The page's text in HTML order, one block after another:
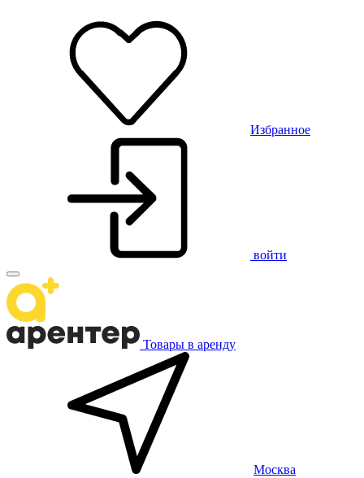
Избранное
войти
Товары в аренду
Москва